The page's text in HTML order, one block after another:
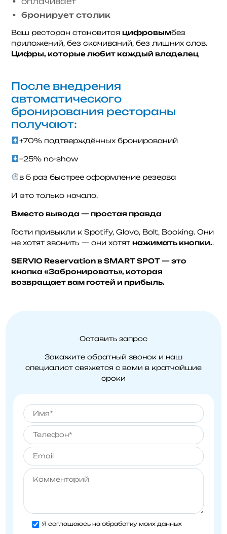
бронирует столик
Ваш ресторан становитсяцифровымбез
приложений, без скачиваний, без лишних слов.
Цифры, которые любит каждый владелец
После внедрения
автоматического
бронирования рестораны
получают:
+70% подтверждённых бронирований
−25% no-show
в 5 раз быстрее оформление резерва
И это только начало.
Вместо вывода — простая правда
Гости привыкли к Spotify, Glovo, Bolt, Booking. Они
не хотят звонить — они хотятнажимать кнопки..
SERVIO Reservation в SMART SPOT — это
кнопка «Забронировать», которая
возвращает вам гостей и прибыль.
Оставить запрос
Закажите обратный звонок и наш
специалист свяжется с вами в кратчайшие
сроки
Я соглашаюсь на обработку моих данных